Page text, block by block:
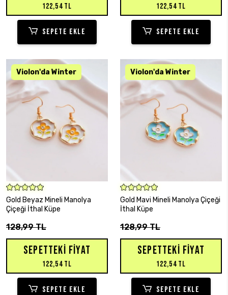
122,54 TL
SEPETE EKLE
122,54 TL
SEPETE EKLE
SEPETE EKLE
Gold Beyaz Mineli Manolya
Çiçeği İthal Küpe
128,99 TL
SEPETTEKI FIYAT
122,54 TL
SEPETE EKLE
SEPETE EKLE
Gold Mavi Mineli Manolya Çiçeği
İthal Küpe
128,99 TL
SEPETTEKI FIYAT
122,54 TL
SEPETE EKLE